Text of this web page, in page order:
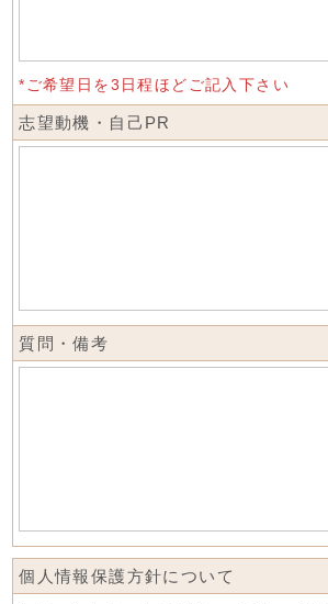
*ご希望日を3日程ほどご記入下さい
志望動機・自己PR
質問・備考
個人情報保護方針について